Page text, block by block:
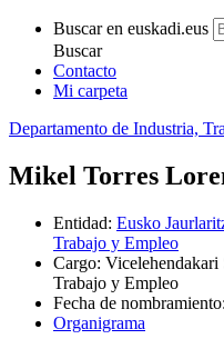
Buscar en euskadi.eus
Buscar
Contacto
Mi carpeta
Departamento de Industria,
Mikel Torres
Entidad: Eusko
Trabajo y Empleo
Cargo: Vicelehendakari
Trabajo y Empleo
Fecha de nombramiento:
Organigrama